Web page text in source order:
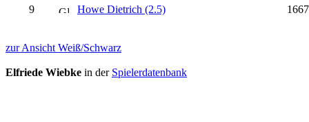
9
Howe Dietrich (2.5) 1667
zur Ansicht Weiß/Schwarz
Elfriede Wiebke in der Spielerdatenbank